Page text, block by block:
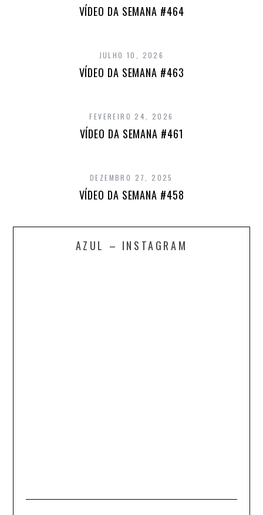
VÍDEO DA SEMANA #464
JULHO 10, 2026
VÍDEO DA SEMANA #463
FEVEREIRO 24, 2026
VÍDEO DA SEMANA #461
DEZEMBRO 27, 2025
VÍDEO DA SEMANA #458
AZUL – INSTAGRAM